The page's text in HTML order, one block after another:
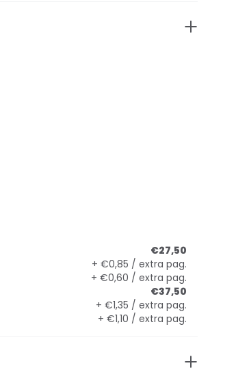
€27,50
+ €0,85 / extra pag.
+ €0,60 / extra pag.
€37,50
+ €1,35 / extra pag.
+ €1,10 / extra pag.